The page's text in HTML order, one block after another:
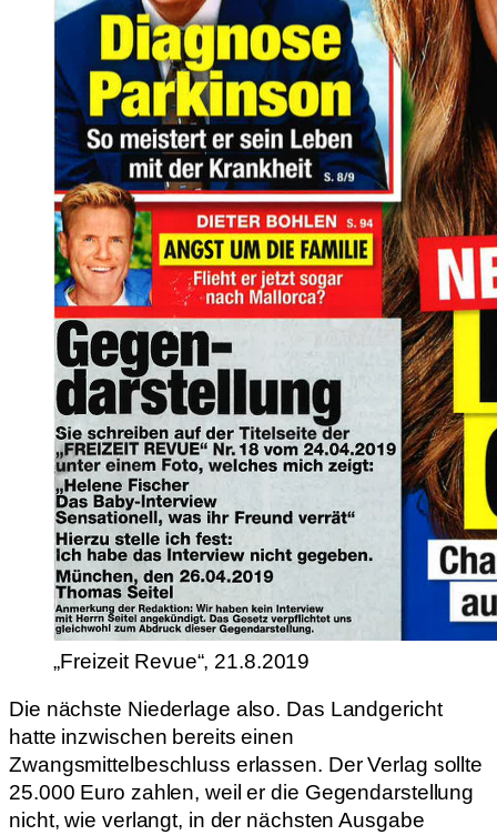
„Freizeit Revue“, 21.8.2019
Die nächste Niederlage also. Das Landgericht
hatte inzwischen bereits einen
Zwangsmittelbeschluss erlassen. Der Verlag sollte
25.000 Euro zahlen, weil er die Gegendarstellung
nicht, wie verlangt, in der nächsten Ausgabe